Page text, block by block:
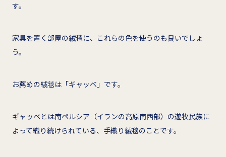
す。
家具を置く部屋の絨毯に、これらの色を使うのも良いでしょ
う。
お薦めの絨毯は「ギャッベ」です。
ギャッベとは南ペルシア（イランの高原南西部）の遊牧民族に
よって織り続けられている、手織り絨毯のことです。